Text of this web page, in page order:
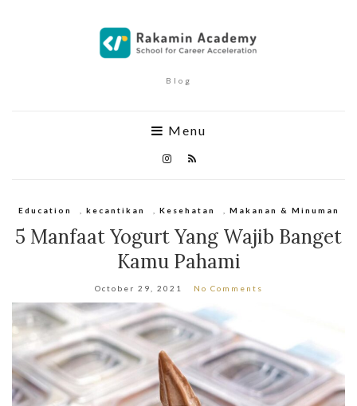
Blog
Menu
Education kecantikan Kesehatan Makanan & Minuman
5 Manfaat Yogurt Yang Wajib Banget
Kamu Pahami
October 29, 2021 No Comments